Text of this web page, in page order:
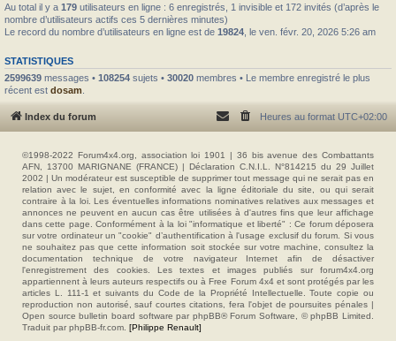
Au total il y a 179 utilisateurs en ligne : 6 enregistrés, 1 invisible et 172 invités (d’après le
nombre d’utilisateurs actifs ces 5 dernières minutes)
Le record du nombre d’utilisateurs en ligne est de 19824 , le ven. févr. 20, 2026 5:26 am
STATISTIQUES
2599639 messages • 108254 sujets • 30020 membres • Le membre enregistré le plus
récent est dosam
Index du forum Heures au format UTC+02:00
©1998-2022 Forum4x4.org, association loi 1901 | 36 bis avenue des Combattants
AFN, 13700 MARIGNANE (FRANCE) | Déclaration C.N.I.L. N°814215 du 29 Juillet
2002 | Un modérateur est susceptible de supprimer tout message qui ne serait pas en
relation avec le sujet, en conformité avec la ligne éditoriale du site, ou qui serait
contraire à la loi. Les éventuelles informations nominatives relatives aux messages et
annonces ne peuvent en aucun cas être utilisées à d'autres fins que leur affichage
dans cette page. Conformément à la loi "informatique et liberté" : Ce forum déposera
sur votre ordinateur un "cookie" d’authentification à l'usage exclusif du forum. Si vous
ne souhaitez pas que cette information soit stockée sur votre machine, consultez la
documentation technique de votre navigateur Internet afin de désactiver
l'enregistrement des cookies. Les textes et images publiés sur forum4x4.org
appartiennent à leurs auteurs respectifs ou à Free Forum 4x4 et sont protégés par les
articles L. 111-1 et suivants du Code de la Propriété Intellectuelle. Toute copie ou
reproduction non autorisé, sauf courtes citations, fera l'objet de poursuites pénales |
Open source bulletin board software par phpBB® Forum Software, © phpBB Limited.
Traduit par phpBB-fr.com. [Philippe Renault]